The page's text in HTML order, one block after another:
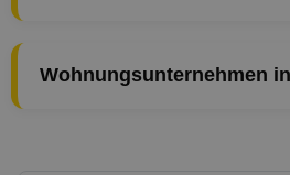
Wohnungsunternehmen